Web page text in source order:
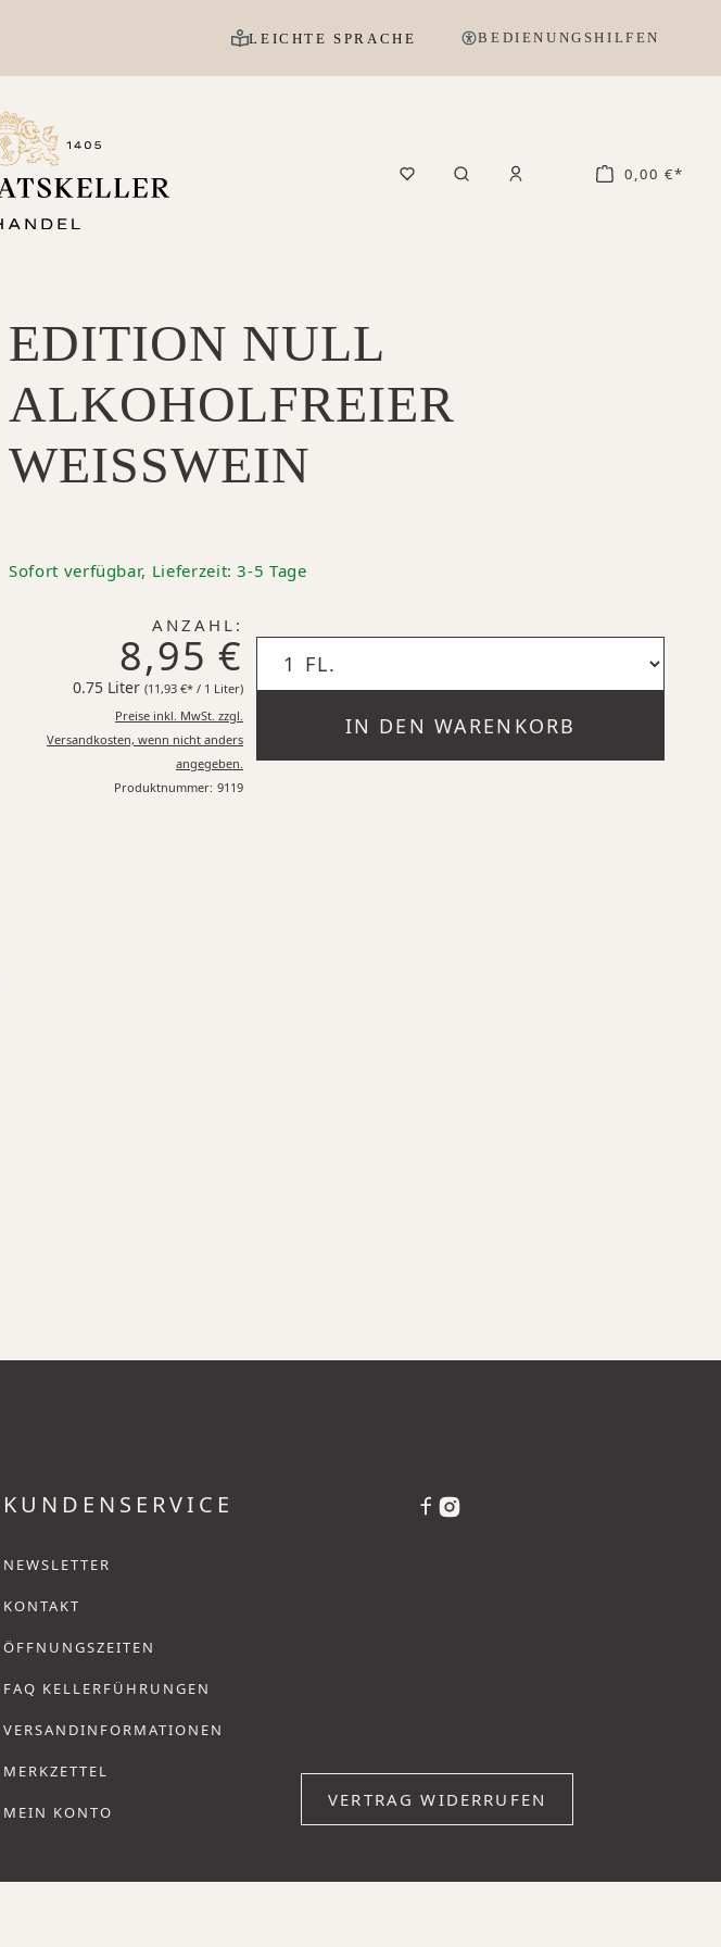
LEICHTE SPRACHE BEDIENUNGSHILFEN
0,00 €*
EDITION NULL
ALKOHOLFREIER
WEISSWEIN
Sofort verfügbar, Lieferzeit: 3-5 Tage
ANZAHL:
8,95 €
0.75 Liter (11,93 €* / 1 Liter)11,93 €* pro 1 Liter
Preise inkl. MwSt. zzgl.
Versandkosten, wenn nicht anders
angegeben.
Produktnummer: 9119
IN DEN WARENKORB
VERTRAG WIDERRUFEN
KUNDENSERVICE
NEWSLETTER
KONTAKT
ÖFFNUNGSZEITEN
FAQ KELLERFÜHRUNGEN
VERSANDINFORMATIONEN
MERKZETTEL
MEIN KONTO